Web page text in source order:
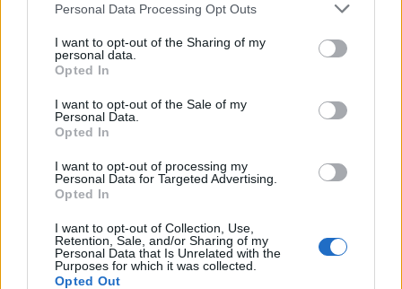
Please note that this website/app uses one or more Google
not limited to your visit or usage behaviour. You may click to
grant or deny consent to Google and its third-party tags to
use your data for below specified purposes in below Google
consent section.
Personal Data Processing Opt Outs
I want to opt-out of the Sharing of my
personal data.
Opted In
I want to opt-out of the Sale of my
Personal Data.
Opted In
I want to opt-out of processing my
Personal Data for Targeted Advertising.
Opted In
I want to opt-out of Collection, Use,
Retention, Sale, and/or Sharing of my
Personal Data that Is Unrelated with the
Purposes for which it was collected.
Opted Out
SKINCARE